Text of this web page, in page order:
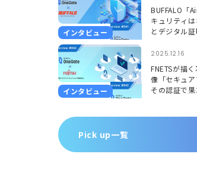
インタビュー
BUFFALO「
キュリティ
とデジタル
インタビュー
2025.12.16
FNETSが描
像「セキュ
その認証で
Pick up一覧